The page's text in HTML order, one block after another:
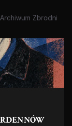
Zbrodni